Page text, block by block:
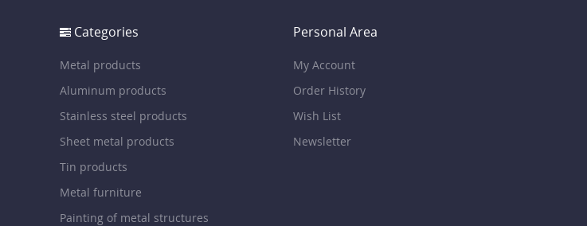
Categories
Metal products
Aluminum products
Stainless steel products
Sheet metal products
Tin products
Metal furniture
Painting of metal structures
Personal Area
My Account
Order History
Wish List
Newsletter